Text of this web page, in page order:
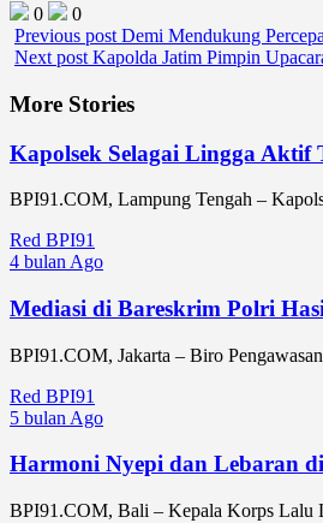
0
0
Previous post Demi Mendukung
Next post Kapolda Jatim Pimpin
More Stories
Kapolsek Selagai Lingga
BPI91.COM, Lampung Tengah –
Red BPI91
4 bulan Ago
Mediasi di Bareskrim Polri
BPI91.COM, Jakarta – Biro
Red BPI91
5 bulan Ago
Harmoni Nyepi dan Lebaran
BPI91.COM, Bali – Kepala Korps Lalu